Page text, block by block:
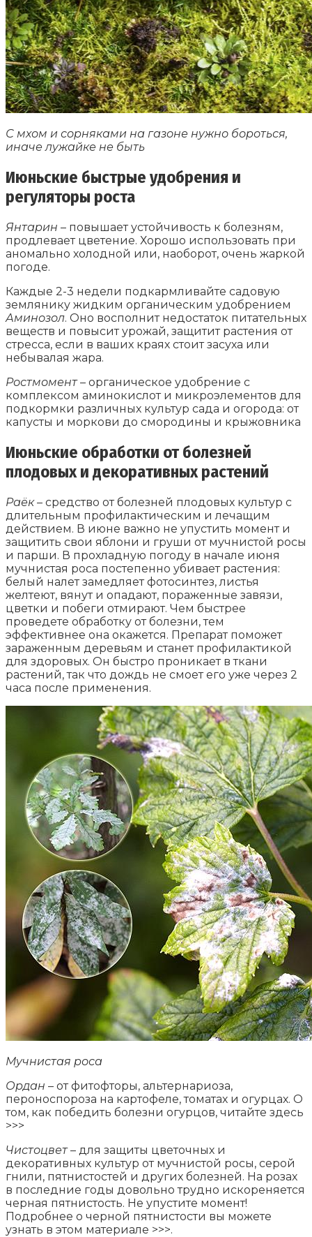
С мхом и сорняками на газоне нужно бороться,
иначе лужайке не быть
Июньские быстрые удобрения и
регуляторы роста
Янтарин – повышает устойчивость к болезням,
продлевает цветение. Хорошо использовать при
аномально холодной или, наоборот, очень жаркой
погоде.
Каждые 2-3 недели подкармливайте садовую
землянику жидким органическим удобрением
Аминозол. Оно восполнит недостаток питательных
веществ и повысит урожай, защитит растения от
стресса, если в ваших краях стоит засуха или
небывалая жара.
Ростмомент– органическое удобрение с
комплексом аминокислот и микроэлементов для
подкормки различных культур сада и огорода: от
капусты и моркови до смородины и крыжовника
Июньские обработки от болезней
плодовых и декоративных растений
Раёк– средство от болезней плодовых культур с
длительным профилактическим и лечащим
действием. В июне важно не упустить момент и
защитить свои яблони и груши от мучнистой росы
и парши. В прохладную погоду в начале июня
мучнистая роса постепенно убивает растения:
белый налет замедляет фотосинтез, листья
желтеют, вянут и опадают, пораженные завязи,
цветки и побеги отмирают. Чем быстрее
проведете обработку от болезни, тем
эффективнее она окажется. Препарат поможет
зараженным деревьям и станет профилактикой
для здоровых. Он быстро проникает в ткани
растений, так что дождь не смоет его уже через 2
часа после применения.
Мучнистая роса
Ордан – от фитофторы, альтернариоза,
пероноспороза на картофеле, томатах и огурцах. О
том, как победить болезни огурцов, читайте здесь
>>>
Чистоцвет– для защиты цветочных и
декоративных культур от мучнистой росы, серой
гнили, пятнистостей и других болезней. На розах
в последние годы довольно трудно искореняется
черная пятнистость. Не упустите момент!
Подробнее о черной пятнистости вы можете
узнать в этом материале >>>.